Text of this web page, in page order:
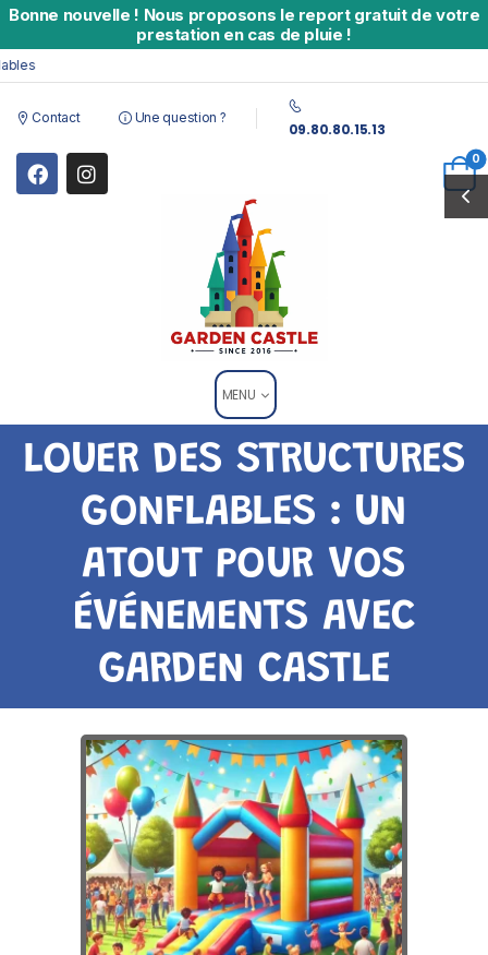
Bonne nouvelle ! Nous proposons le report gratuit de votre
prestation en cas de pluie !
Contact Une question ?
09.80.80.15.13
0
MENU
LOUER DES STRUCTURES
GONFLABLES : UN
ATOUT POUR VOS
ÉVÉNEMENTS AVEC
GARDEN CASTLE